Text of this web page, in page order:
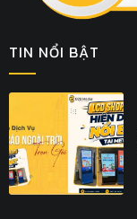
TIN NỔI BẬT